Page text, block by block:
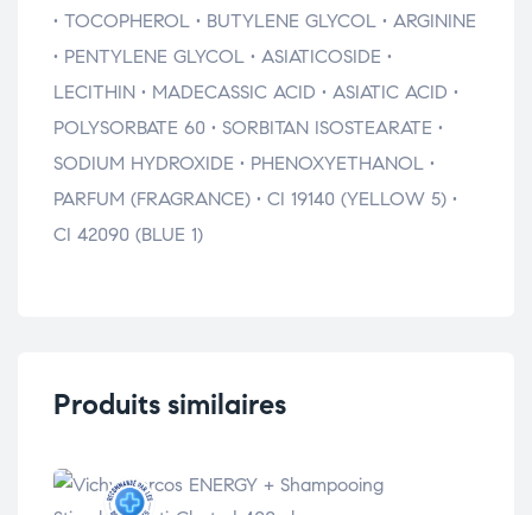
• TOCOPHEROL • BUTYLENE GLYCOL • ARGININE
• PENTYLENE GLYCOL • ASIATICOSIDE •
LECITHIN • MADECASSIC ACID • ASIATIC ACID •
POLYSORBATE 60 • SORBITAN ISOSTEARATE •
SODIUM HYDROXIDE • PHENOXYETHANOL •
PARFUM (FRAGRANCE) • CI 19140 (YELLOW 5) •
CI 42090 (BLUE 1)
Produits similaires